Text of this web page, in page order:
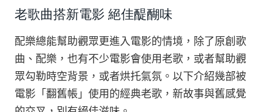
老歌曲搭新電影 絕佳醍醐味
配樂總能幫助觀眾更進入電影的情境，除了原創歌
曲、配樂，也有不少電影會使用老歌，或者幫助觀
眾勾勒時空背景，或者烘托氣氛。以下介紹幾部被
電影「翻舊帳」使用的經典老歌，新故事與舊感覺